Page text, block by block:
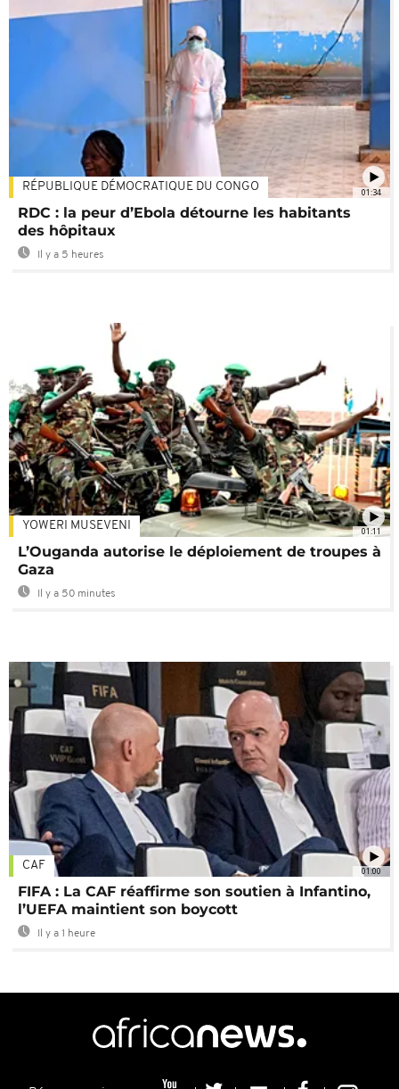
01:34
RÉPUBLIQUE DÉMOCRATIQUE DU CONGO
RDC : la peur d’Ebola détourne les habitants
des hôpitaux
Il y a 5 heures
01:11
YOWERI MUSEVENI
L’Ouganda autorise le déploiement de troupes à
Gaza
Il y a 50 minutes
01:00
CAF
FIFA : La CAF réaffirme son soutien à Infantino,
l’UEFA maintient son boycott
Il y a 1 heure